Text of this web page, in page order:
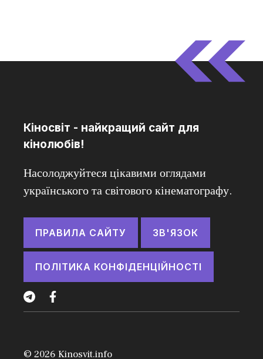
Кіносвіт - найкращий сайт для
кінолюбів!
Насолоджуйтеся цікавими оглядами
українського та світового кінематографу.
ПРАВИЛА САЙТУ ЗВ'ЯЗОК
ПОЛІТИКА КОНФІДЕНЦІЙНОСТІ
© 2026 Kinosvit.info